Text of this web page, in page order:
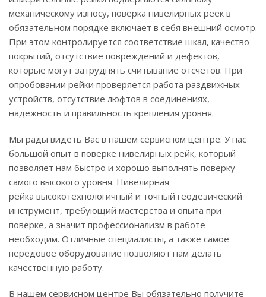
механическому износу, поверка нивелирных реек в
обязательном порядке включает в себя внешний осмотр.
При этом контролируется соответствие шкал, качество
покрытий, отсутствие повреждений и дефектов,
которые могут затруднять считывание отсчетов. При
опробовании рейки проверяется работа раздвижных
устройств, отсутствие люфтов в соединениях,
надежность и правильность крепления уровня.
Мы рады видеть Вас в нашем сервисном центре. У нас
большой опыт в поверке нивелирных рейк, который
позволяет нам быстро и хорошо выполнять поверку
самого высокого уровня. Нивелирная
рейка высокотехнологичный и точный геодезический
инструмент, требующий мастерства и опыта при
поверке, а значит профессионализм в работе
необходим. Отличные специалисты, а также самое
передовое оборудование позволяют нам делать
качественную работу.
В нашем сервисном центре Вы обязательно получите